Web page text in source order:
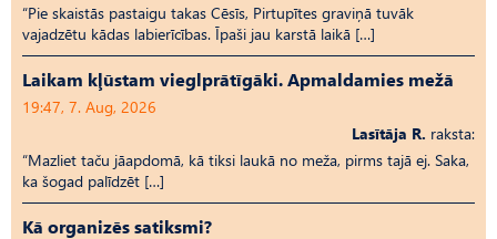
“Pie skaistās pastaigu takas Cēsīs, Pirtupītes graviņā tuvāk
vajadzētu kādas labierīcības. Īpaši jau karstā laikā […]
Laikam kļūstam vieglprātīgāki. Apmaldamies mežā
19:47, 7. Aug, 2026
Lasītāja R. raksta:
“Mazliet taču jāapdomā, kā tiksi laukā no meža, pirms tajā ej. Saka,
ka šogad palīdzēt […]
Kā organizēs satiksmi?